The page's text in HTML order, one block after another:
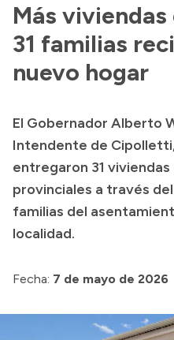
Delegaciones
Normativa
Presupuesto
Boletín Oficial
Compras y licitaciones
Consulta de expedientes
Consulta de pago a
Login
Más
31 familias
nuevo hogar
El Gobernador Alberto
Intendente de
entregaron 31
provinciales a través
familias del
localidad.
Fecha: 7 de mayo de 2026